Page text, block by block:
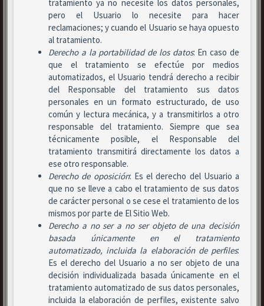
tratamiento ya no necesite los datos personales,
pero el Usuario lo necesite para hacer
reclamaciones; y cuando el Usuario se haya opuesto
al tratamiento.
Derecho a la portabilidad de los datos: En caso de
que el tratamiento se efectúe por medios
automatizados, el Usuario tendrá derecho a recibir
del Responsable del tratamiento sus datos
personales en un formato estructurado, de uso
común y lectura mecánica, y a transmitirlos a otro
responsable del tratamiento. Siempre que sea
técnicamente posible, el Responsable del
tratamiento transmitirá directamente los datos a
ese otro responsable.
Derecho de oposición: Es el derecho del Usuario a
que no se lleve a cabo el tratamiento de sus datos
de carácter personal o se cese el tratamiento de los
mismos por parte de El Sitio Web.
Derecho a no ser a no ser objeto de una decisión
basada únicamente en el tratamiento
automatizado, incluida la elaboración de perfiles:
Es el derecho del Usuario a no ser objeto de una
decisión individualizada basada únicamente en el
tratamiento automatizado de sus datos personales,
incluida la elaboración de perfiles, existente salvo